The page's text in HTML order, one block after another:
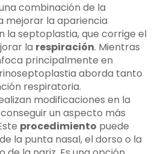
combinación de la
mejorar la apariencia
la septoplastia, que corrige el
la respiración. Mientras
principalmente en
aborda tanto
respiratoria.
modificaciones en la
un aspecto más
procedimiento puede
la punta nasal, el dorso o la